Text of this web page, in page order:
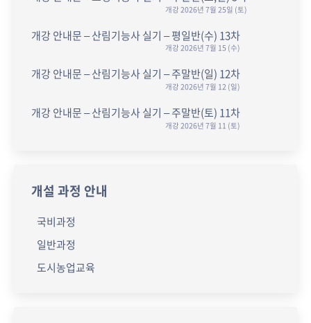
개강 2026년 7월 25일 (토)
개강 안내문 – 산림기능사 실기 – 평일반(수) 13차
개강 2026년 7월 15 (수)
개강 안내문 – 산림기능사 실기 – 주말반(일) 12차
개강 2026년 7월 12 (일)
개강 안내문 – 산림기능사 실기 – 주말반(토) 11차
개강 2026년 7월 11 (토)
개설 과정 안내
국비과정
일반과정
도시농업교육